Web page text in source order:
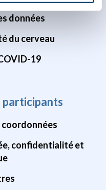
données
du cerveau
19
coordonnées
confidentialité et